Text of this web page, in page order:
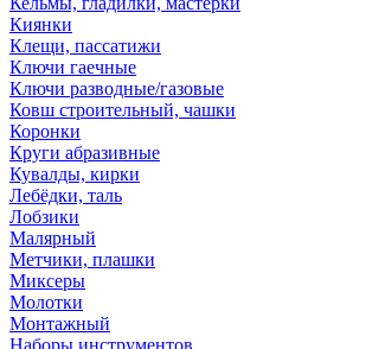
Киянки
Клещи, пассатижи
Ключи гаечные
Ключи разводные/газовые
Ковш строительный, чашки
Коронки
Круги абразивные
Кувалды, кирки
Лебёдки, таль
Лобзики
Малярный
Метчики, плашки
Миксеры
Молотки
Монтажный
Наборы инструментов